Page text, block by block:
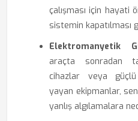
çalışması için hayati
sistemin kapatılması
Elektromanyetik
araçta sonradan
cihazlar veya
yayan ekipmanlar,
yanlış algılamalara